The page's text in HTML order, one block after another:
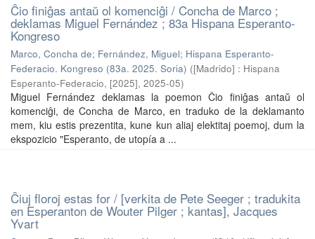
Ĉio finiĝas antaŭ ol komenciĝi / Concha de Marco ;
deklamas Miguel Fernández ; 83a Hispana Esperanto-
Kongreso
Marco, Concha de; Fernández, Miguel; Hispana Esperanto-
Federacio. Kongreso (83a. 2025. Soria) ([Madrido] : Hispana
Esperanto-Federacio, [2025], 2025-05)
Miguel Fernández deklamas la poemon Ĉio finiĝas antaŭ ol
komenciĝi, de Concha de Marco, en traduko de la deklamanto
mem, kiu estis prezentita, kune kun aliaj elektitaj poemoj, dum la
ekspozicio "Esperanto, de utopía a ...
Ĉiuj floroj estas for / [verkita de Pete Seeger ; tradukita
en Esperanton de Wouter Pilger ; kantas], Jacques
Yvart